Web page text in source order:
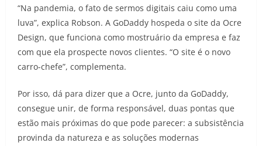
“Na pandemia, o fato de sermos digitais caiu como uma
luva”, explica Robson. A GoDaddy hospeda o site da Ocre
Design, que funciona como mostruário da empresa e faz
com que ela prospecte novos clientes. “O site é o novo
carro-chefe”, complementa.
Por isso, dá para dizer que a Ocre, junto da GoDaddy,
consegue unir, de forma responsável, duas pontas que
estão mais próximas do que pode parecer: a subsistência
provinda da natureza e as soluções modernas